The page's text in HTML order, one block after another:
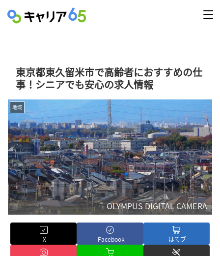
東京都東久留米市で高齢者におすすめの仕
事！シニアでも安心の求人情報
地域
OLYMPUS DIGITAL CAMERA
X Facebook はてブ